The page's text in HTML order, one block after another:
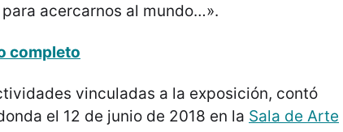
acercarnos al mundo…».
completo
vinculadas a la exposición, contó
el 12 de junio de 2018 en la Sala de Arte